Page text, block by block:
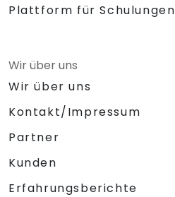
Plattform für Schulungen
Wir über uns
Wir über uns
Kontakt/Impressum
Partner
Kunden
Erfahrungsberichte